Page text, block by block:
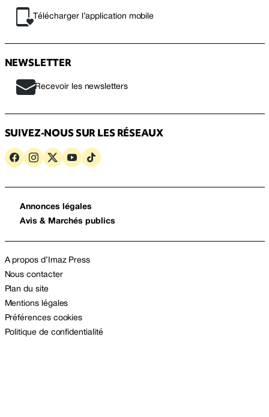
Télécharger l’application mobile
NEWSLETTER
Recevoir les newsletters
SUIVEZ-NOUS SUR LES RÉSEAUX
Annonces légales
Avis & Marchés publics
A propos d’Imaz Press
Nous contacter
Plan du site
Mentions légales
Préférences cookies
Politique de confidentialité